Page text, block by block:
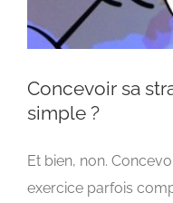
Concevoir sa
Advertising Stratégie
Concevoir sa
simple ?
Et bien, non.
exercice parfois